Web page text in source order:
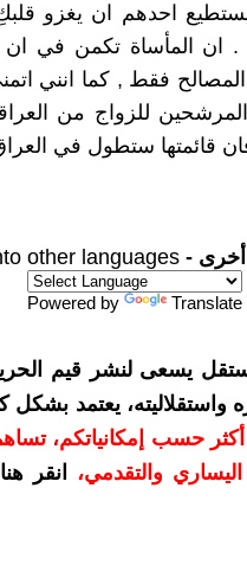
احدهم ان يغزو
. ان المأساة تكمن في
فقط , كما انني
للزواج من
قائمتها ستطول في
أخرى - other languages
Powered by Translate
يسعى لنشر قيم الحرية،
واستقلاليته، يعتمد
سنويًا أو أكثر حسب
والتقدمي،
انقر